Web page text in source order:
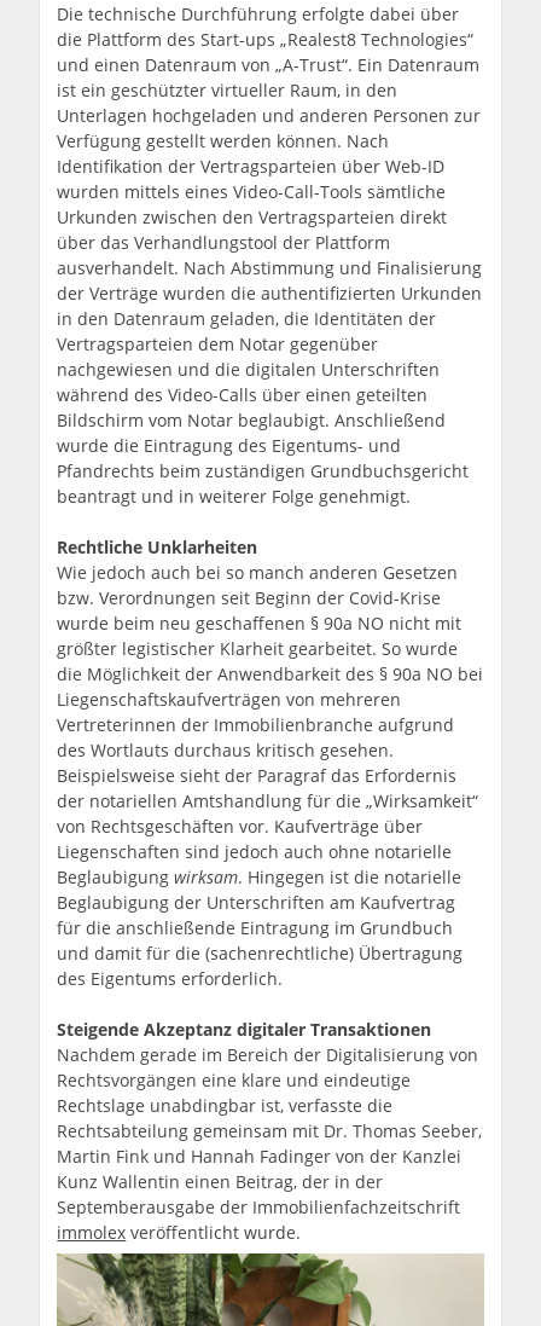
Die technische Durchführung erfolgte dabei über
die Plattform des Start-ups „Realest8 Technologies“
und einen Datenraum von „A-Trust“. Ein Datenraum
ist ein geschützter virtueller Raum, in den
Unterlagen hochgeladen und anderen Personen zur
Verfügung gestellt werden können. Nach
Identifikation der Vertragsparteien über Web-ID
wurden mittels eines Video-Call-Tools sämtliche
Urkunden zwischen den Vertragsparteien direkt
über das Verhandlungstool der Plattform
ausverhandelt. Nach Abstimmung und Finalisierung
der Verträge wurden die authentifizierten Urkunden
in den Datenraum geladen, die Identitäten der
Vertragsparteien dem Notar gegenüber
nachgewiesen und die digitalen Unterschriften
während des Video-Calls über einen geteilten
Bildschirm vom Notar beglaubigt. Anschließend
wurde die Eintragung des Eigentums- und
Pfandrechts beim zuständigen Grundbuchsgericht
beantragt und in weiterer Folge genehmigt.
Rechtliche Unklarheiten
Wie jedoch auch bei so manch anderen Gesetzen
bzw. Verordnungen seit Beginn der Covid-Krise
wurde beim neu geschaffenen § 90a NO nicht mit
größter legistischer Klarheit gearbeitet. So wurde
die Möglichkeit der Anwendbarkeit des § 90a NO bei
Liegenschaftskaufverträgen von mehreren
Vertreterinnen der Immobilienbranche aufgrund
des Wortlauts durchaus kritisch gesehen.
Beispielsweise sieht der Paragraf das Erfordernis
der notariellen Amtshandlung für die „Wirksamkeit“
von Rechtsgeschäften vor. Kaufverträge über
Liegenschaften sind jedoch auch ohne notarielle
Beglaubigungwirksam. Hingegen ist die notarielle
Beglaubigung der Unterschriften am Kaufvertrag
für die anschließende Eintragung im Grundbuch
und damit für die (sachenrechtliche) Übertragung
des Eigentums erforderlich.
Steigende Akzeptanz digitaler Transaktionen
Nachdem gerade im Bereich der Digitalisierung von
Rechtsvorgängen eine klare und eindeutige
Rechtslage unabdingbar ist, verfasste die
Rechtsabteilung gemeinsam mit Dr. Thomas Seeber,
Martin Fink und Hannah Fadinger von der Kanzlei
Kunz Wallentin einen Beitrag, der in der
Septemberausgabe der Immobilienfachzeitschrift
immolex veröffentlicht wurde.